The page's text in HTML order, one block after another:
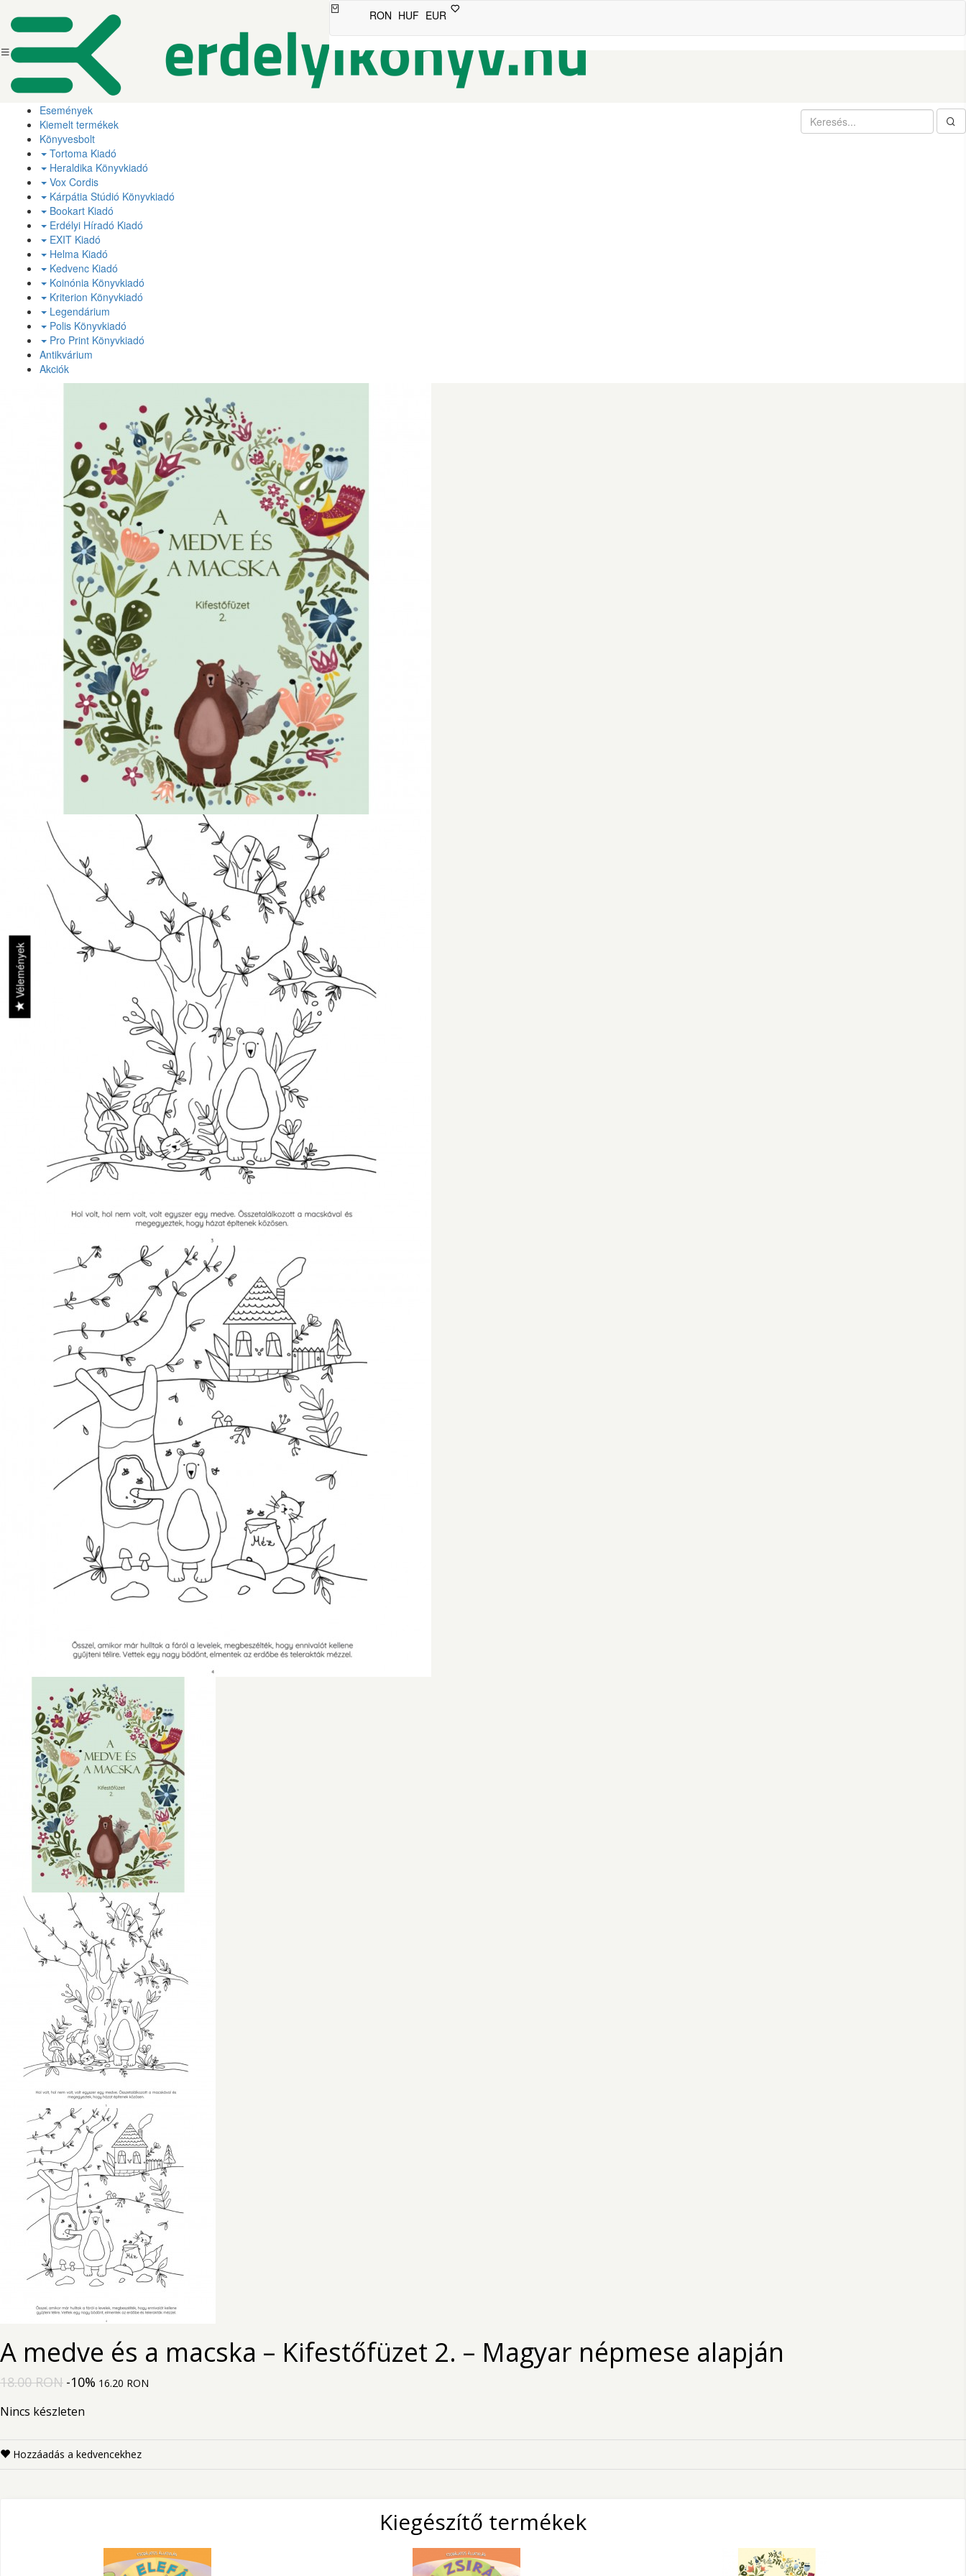
RON HUF EUR
Események
Kiemelt termékek
Könyvesbolt
Tortoma Kiadó
Heraldika Könyvkiadó
Vox Cordis
Kárpátia Stúdió Könyvkiadó
Bookart Kiadó
Erdélyi Híradó Kiadó
EXIT Kiadó
Helma Kiadó
Kedvenc Kiadó
Koinónia Könyvkiadó
Kriterion Könyvkiadó
Legendárium
Polis Könyvkiadó
Pro Print Könyvkiadó
Antikvárium
Akciók
A medve és a macska – Kifestőfüzet 2. – Magyar népmese alapján
18.00 RON -10% 16.20 RON
Nincs készleten
Hozzáadás a kedvencekhez
Kiegészítő termékek
Vélemények